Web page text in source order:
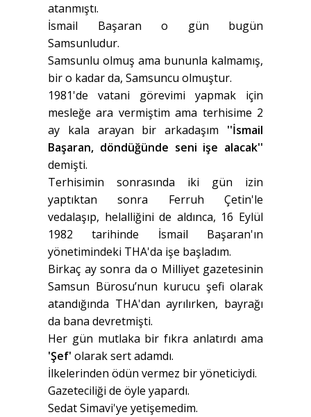
atanmıştı.
İsmail Başaran o gün bugün
Samsunludur.
Samsunlu olmuş ama bununla kalmamış,
bir o kadar da, Samsuncu olmuştur.
1981'de vatani görevimi yapmak için
mesleğe ara vermiştim ama terhisime 2
ay kala arayan bir arkadaşım ''İsmail
Başaran, döndüğünde seni işe alacak''
demişti.
Terhisimin sonrasında iki gün izin
yaptıktan sonra Ferruh Çetin'le
vedalaşıp, helalliğini de aldınca, 16 Eylül
1982 tarihinde İsmail Başaran'ın
yönetimindeki THA'da işe başladım.
Birkaç ay sonra da o Milliyet gazetesinin
Samsun Bürosu’nun kurucu şefi olarak
atandığında THA'dan ayrılırken, bayrağı
da bana devretmişti.
Her gün mutlaka bir fıkra anlatırdı ama
'Şef' olarak sert adamdı.
İlkelerinden ödün vermez bir yöneticiydi.
Gazeteciliği de öyle yapardı.
Sedat Simavi'ye yetişemedim.